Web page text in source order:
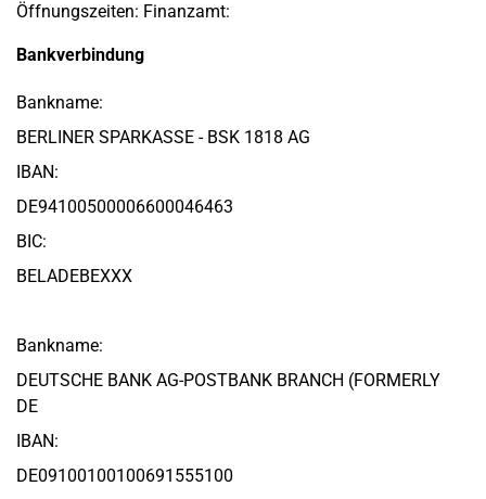
Öffnungszeiten: Finanzamt:
Bankverbindung
Bankname:
BERLINER SPARKASSE - BSK 1818 AG
IBAN:
DE94100500006600046463
BIC:
BELADEBEXXX
Bankname:
DEUTSCHE BANK AG-POSTBANK BRANCH (FORMERLY
DE
IBAN:
DE09100100100691555100